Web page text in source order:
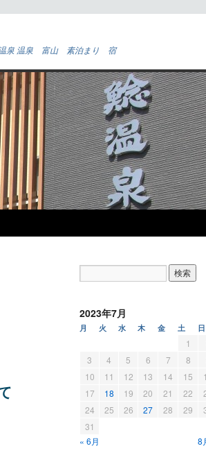
泉 温泉 富山 素泊まり 宿
2023年7月
月 火 水 木 金 土 日
« 6月 8
1
3
4 5 6 7 8
10
11 12 13 14 15
17
18 19 20 21 22
24
25 26 27 28 29
31